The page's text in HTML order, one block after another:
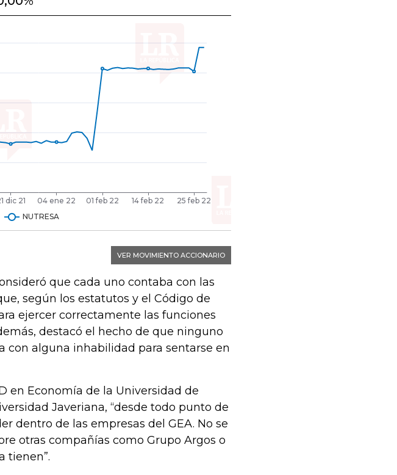
que cada uno contaba con las
según los estatutos y el Código de
ejercer correctamente las funciones
destacó el hecho de que ninguno
con alguna inhabilidad para sentarse en
en Economía de la Universidad de
Javeriana, “desde todo punto de
dentro de las empresas del GEA. No se
otras compañías como Grupo Argos o
tienen”.